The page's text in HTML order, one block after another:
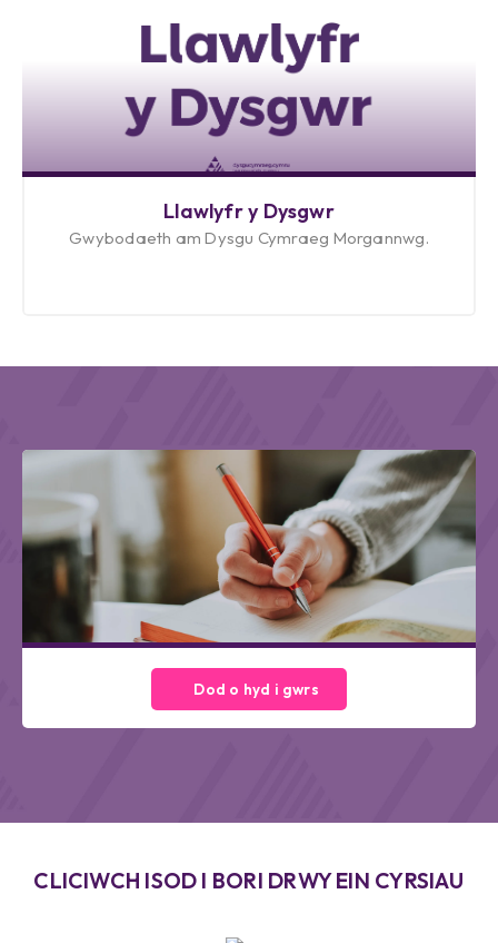
Llawlyfr y Dysgwr
Gwybodaeth am Dysgu Cymraeg Morgannwg.
Dod o hyd i gwrs
CLICIWCH ISOD I BORI DRWY EIN CYRSIAU